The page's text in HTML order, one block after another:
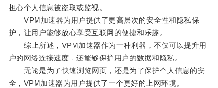
担心个人信息被盗取或监视。
VPM加速器为用户提供了更高层次的安全性和隐私保
护，让用户能够放心享受互联网的便捷和乐趣。
综上所述，VPM加速器作为一种利器，不仅可以提升用
户的网络连接速度，还能够保护用户的数据和隐私。
无论是为了快速浏览网页，还是为了保护个人信息的安
全，VPM加速器为用户提供了一个更好的上网环境。